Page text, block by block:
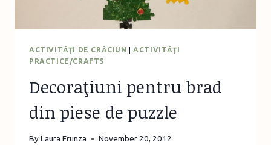
ACTIVITĂŢI DE CRĂCIUN |ACTIVITĂŢI
PRACTICE/CRAFTS
Decoraţiuni pentru brad
din piese de puzzle
ByLaura Frunza November 20, 2012